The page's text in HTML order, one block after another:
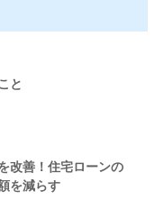
と
改善！住宅ローンの
を減らす